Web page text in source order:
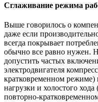
Сглаживание режима
Выше говорилось о
даже если
всегда покрывает
обычно все равно нужен.
допустить частых
электродвигателя
кратковременном
нагрузки и холостого
повторно-